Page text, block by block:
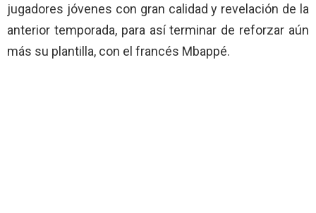
jugadores jóvenes con gran calidad y revelación de la
anterior temporada, para así terminar de reforzar aún
más su plantilla, con el francés Mbappé.